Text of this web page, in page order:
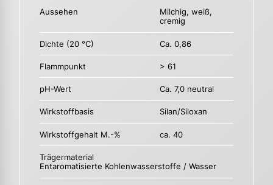
Aussehen
Milchig, weiß,
cremig
Dichte (20 °C) Ca. 0,86
Flammpunkt > 61
pH-Wert Ca. 7,0 neutral
Wirkstoffbasis Silan/Siloxan
Wirkstoffgehalt M.-% ca. 40
Trägermaterial
Entaromatisierte Kohlenwasserstoffe / Wasser